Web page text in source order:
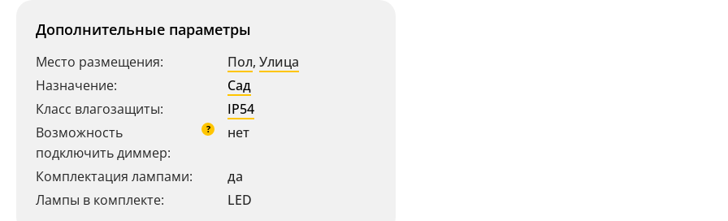
Ваш регион:Москва
+7 (800) 775-63-32- бесплатно по России
+7 (495) 255-03-21
Дополнительные параметры
Место размещения: Пол, Улица
Назначение:
Сад
Класс влагозащиты:
IP54
Возможность
подключить диммер:
? нет
Комплектация лампами:
да
Лампы в комплекте:
LED